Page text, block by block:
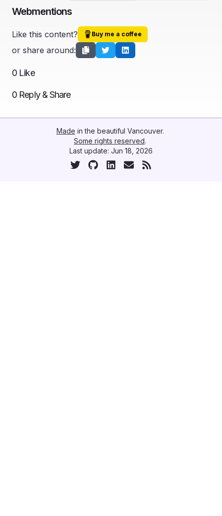
Webmentions
Like this content? Buy me a coffee
or share around:
0 Like
0 Reply & Share
Made in the beautiful Vancouver.
Some rights reserved.
Last update: Jun 18, 2026